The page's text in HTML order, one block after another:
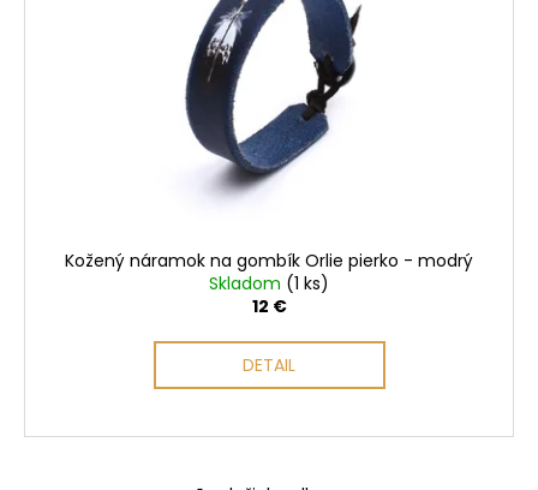
Kožený náramok na gombík Orlie pierko - modrý
Skladom (1 ks)
12 €
DETAIL